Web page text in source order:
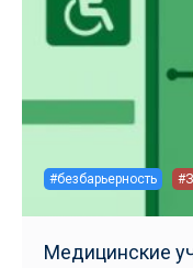
#безбарьерность
Медицинские